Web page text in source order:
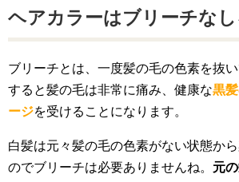
ヘアカラーはブリーチなし
ブリーチとは、一度髪の毛の色素を抜
すると髪の毛は非常に痛み、健康な黒
ージを受けることになります。
白髪は元々髪の毛の色素がない状態か
のでブリーチは必要ありませんね。 元